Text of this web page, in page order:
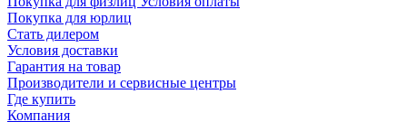
Покупка для юрлиц
Стать дилером
Условия доставки
Гарантия на товар
Производители и сервисные центры
Где купить
Компания